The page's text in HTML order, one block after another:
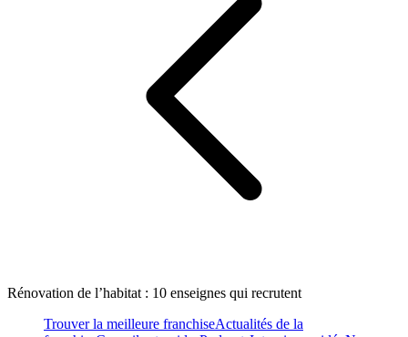
Rénovation de l’habitat : 10 enseignes qui recrutent
Trouver la meilleure franchiseActualités de la